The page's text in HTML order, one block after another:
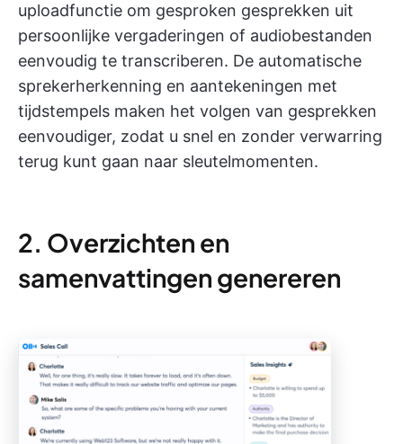
uploadfunctie om gesproken gesprekken uit
persoonlijke vergaderingen of audiobestanden
eenvoudig te transcriberen. De automatische
sprekerherkenning en aantekeningen met
tijdstempels maken het volgen van gesprekken
eenvoudiger, zodat u snel en zonder verwarring
terug kunt gaan naar sleutelmomenten.
2. Overzichten en
samenvattingen genereren